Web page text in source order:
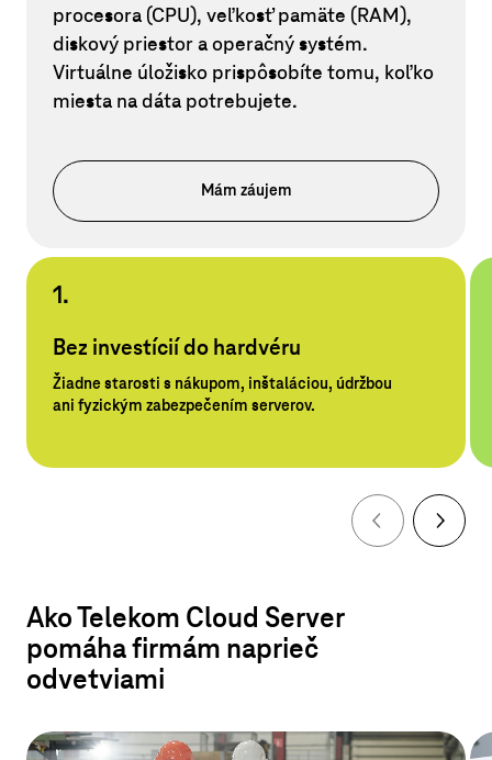
procesora (CPU), veľkosť pamäte (RAM),
diskový priestor a operačný systém.
Virtuálne úložisko prispôsobíte tomu, koľko
miesta na dáta potrebujete.
Mám záujem
1.
Bez investícií do hardvéru
Žiadne starosti s nákupom, inštaláciou, údržbou
ani fyzickým zabezpečením serverov.
Ako Telekom Cloud Server
pomáha firmám naprieč
odvetviami